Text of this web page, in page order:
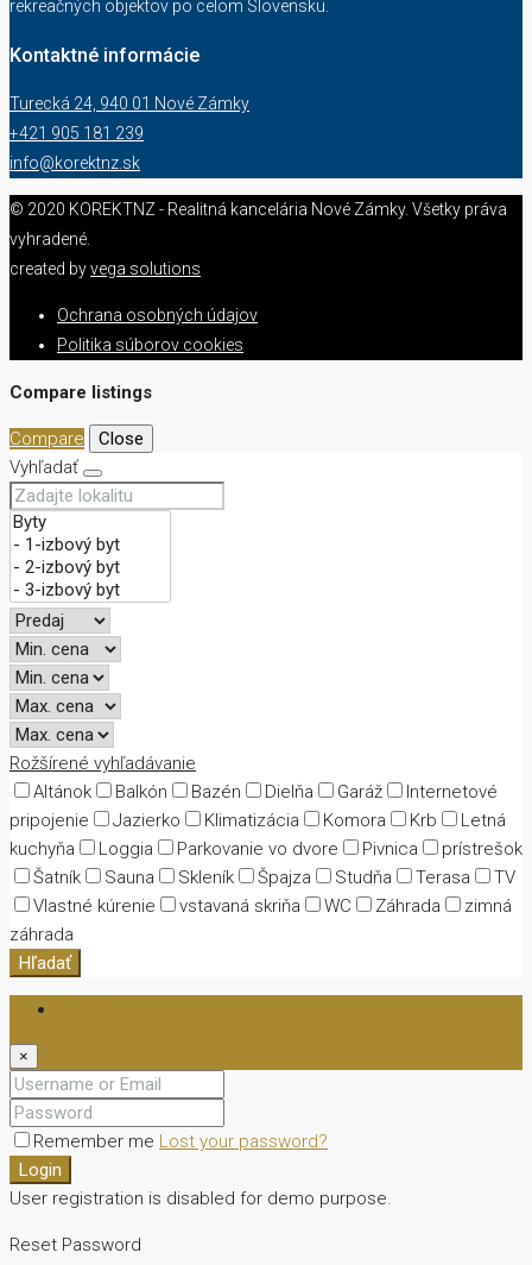
rekreačných objektov po celom Slovensku.
Kontaktné informácie
Turecká 24, 940 01 Nové Zámky
+421 905 181 239
info@korektnz.sk
© 2020 KOREKTNZ - Realitná kancelária Nové Zámky. Všetky práva
vyhradené.
created byvega solutions
Ochrana osobných údajov
Politika súborov cookies
Compare listings
Compare
Close
Vyhľadať
Rožšírené vyhľadávanie
Altánok
Balkón Bazén Dielňa Garáž
Internetové
pripojenie
Jazierko Klimatizácia Komora Krb
Letná
kuchyňa
Loggia Parkovanie vo dvore Pivnica
prístrešok
Šatník
Sauna Skleník Špajza Studňa Terasa
TV
Vlastné kúrenie
vstavaná skriňa WC Záhrada
zimná
záhrada
Hľadať
×
Remember me Lost your password?
Login
User registration is disabled for demo purpose.
Reset Password